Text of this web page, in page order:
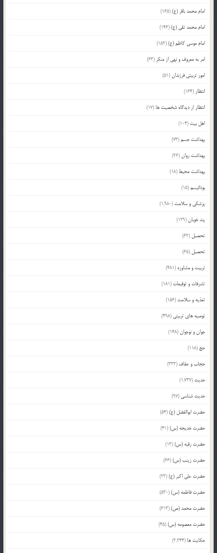
امام محمد باقر (ع)(165)
امام محمد تقی (ع)(146)
امام موسی کاظم (ع)(152)
امر به معروف و نهی از منکر (63)
امور تربیتی فرزندان(51)
انتظار (164)
انتظار از دیدگاه شخصیت ها (17)
اهل بیت (104)
بهداشت جسم(73)
بهداشت روان(26)
بهداشت محیط (18)
بودائیسم(15)
پزشکی و سلامت (1,980)
پند خوبان(129)
تحصیل (62)
تحصیل (65)
تربیت و مشاوره (481)
تشرفات و توقیعات (181)
تغذیه و سلامت (156)
توصیه های تربیتی (498)
جوان و نوجوان(148)
حج (118)
حجاب و عفاف (333)
حدیث (1,737)
حدیث شناسی (97)
حضرت ابوالفضل (ع)(54)
حضرت خدیجه (س)(41)
حضرت رقیه (س)(13)
حضرت زینب (س)(66)
حضرت علی اکبر (ع)(23)
حضرت فاطمه (س)(530)
حضرت محمد (ص)(613)
حضرت معصومه (س)(45)
حکایت ها (2,244)